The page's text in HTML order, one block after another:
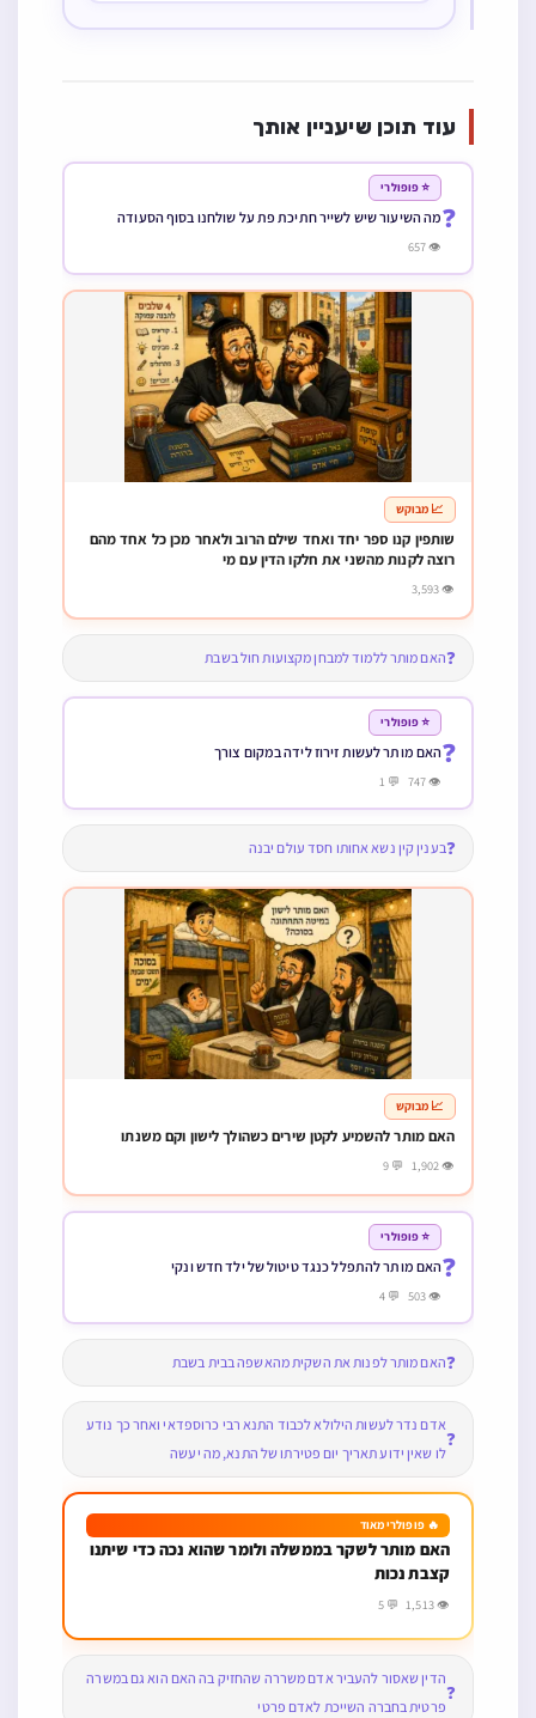
עוד תוכן שיעניין אותך
❓
⭐ פופולרי
מה השיעור שיש לשייר חתיכת פת על שולחנו בסוף הסעודה
👁 657
📈 מבוקש
שותפין קנו ספר יחד ואחד שילם הרוב ולאחר מכן כל אחד מהם
רוצה לקנות מהשני את חלקו הדין עם מי
👁 3,593
❓האם מותר ללמוד למבחן מקצועות חול בשבת
❓
⭐ פופולרי
האם מותר לעשות זירוז לידה במקום צורך
👁 747 💬 1
❓בענין קין נשא אחותו חסד עולם יבנה
📈 מבוקש
האם מותר להשמיע לקטן שירים כשהולך לישון וקם משנתו
👁 1,902 💬 9
❓
⭐ פופולרי
האם מותר להתפלל כנגד טיטול של ילד חדש ונקי
👁 503 💬 4
❓האם מותר לפנות את השקית מהאשפה בבית בשבת
❓
אדם נדר לעשות הילולא לכבוד התנא רבי כרוספדאי ואחר כך נודע
לו שאין ידוע תאריך יום פטירתו של התנא, מה יעשה
🔥 פופולרי מאוד
האם מותר לשקר בממשלה ולומר שהוא נכה כדי שיתנו
קצבת נכות
👁 1,513 💬 5
❓
הדין שאסור להעביר אדם משררה שהחזיק בה האם הוא גם במשרה
פרטית בחברה השייכת לאדם פרטי